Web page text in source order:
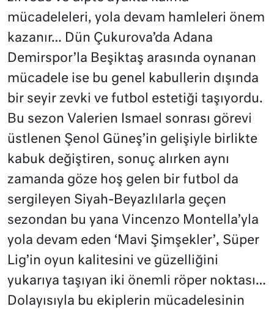
mücadeleleri, yola devam hamleleri önem
kazanır… Dün Çukurova’da Adana
Demirspor’la Beşiktaş arasında oynanan
mücadele ise bu genel kabullerin dışında
bir seyir zevki ve futbol estetiği taşıyordu.
Bu sezon Valerien Ismael sonrası görevi
üstlenen Şenol Güneş’in gelişiyle birlikte
kabuk değiştiren, sonuç alırken aynı
zamanda göze hoş gelen bir futbol da
sergileyen Siyah-Beyazlılarla geçen
sezondan bu yana Vincenzo Montella’yla
yola devam eden ‘Mavi Şimşekler’, Süper
Lig’in oyun kalitesini ve güzelliğini
yukarıya taşıyan iki önemli röper noktası…
Dolayısıyla bu ekiplerin mücadelesinin